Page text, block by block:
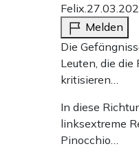
Felix.
Melden
Die
Leuten, die die
kritisieren…
In diese
linksextreme
Pinocchio…